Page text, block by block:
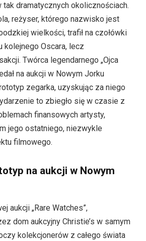
dramatycznych okolicznościach.
reżyser, którego nazwisko jest
wielkości, trafił na czołówki
kolejnego Oscara, lecz
Twórca legendarnego „Ojca
na aukcji w Nowym Jorku
zegarka, uzyskując za niego
to zbiegło się w czasie z
finansowych artysty,
jego ostatniego, niezwykle
filmowego.
na aukcji w Nowym
aukcji „Rare Watches”,
dom aukcyjny Christie’s w samym
kolekcjonerów z całego świata